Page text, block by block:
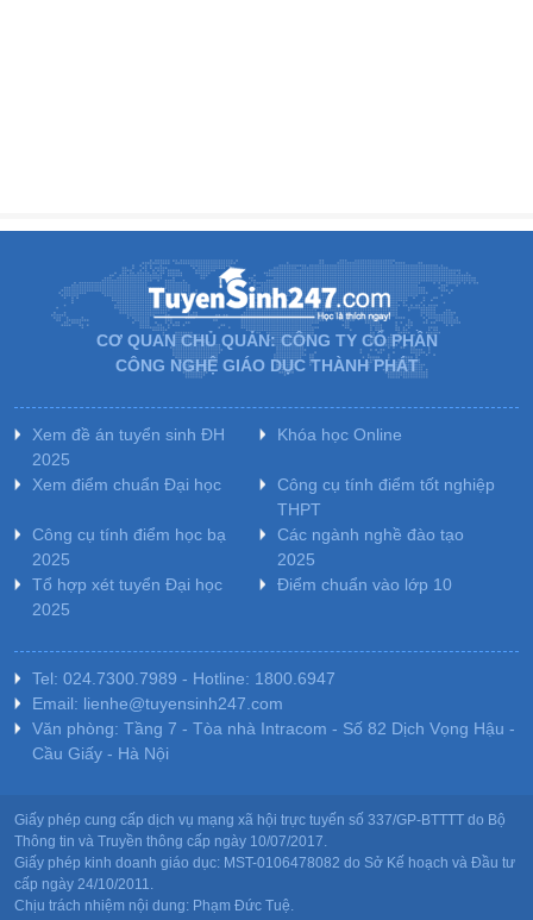
CƠ QUAN CHỦ QUẢN: CÔNG TY CỔ PHẦN
CÔNG NGHỆ GIÁO DỤC THÀNH PHÁT
Xem đề án tuyển sinh ĐH
2025
Khóa học Online
Xem điểm chuẩn Đại học
Công cụ tính điểm tốt nghiệp
THPT
Công cụ tính điểm học bạ
2025
Các ngành nghề đào tạo
2025
Tổ hợp xét tuyển Đại học
2025
Điểm chuẩn vào lớp 10
Tel: 024.7300.7989 - Hotline: 1800.6947
Email: lienhe@tuyensinh247.com
Văn phòng: Tầng 7 - Tòa nhà Intracom - Số 82 Dịch Vọng Hậu -
Cầu Giấy - Hà Nội
Giấy phép cung cấp dịch vụ mạng xã hội trực tuyến số 337/GP-BTTTT do Bộ
Thông tin và Truyền thông cấp ngày 10/07/2017.
Giấy phép kinh doanh giáo dục: MST-0106478082 do Sở Kế hoạch và Đầu tư
cấp ngày 24/10/2011.
Chịu trách nhiệm nội dung: Phạm Đức Tuệ.